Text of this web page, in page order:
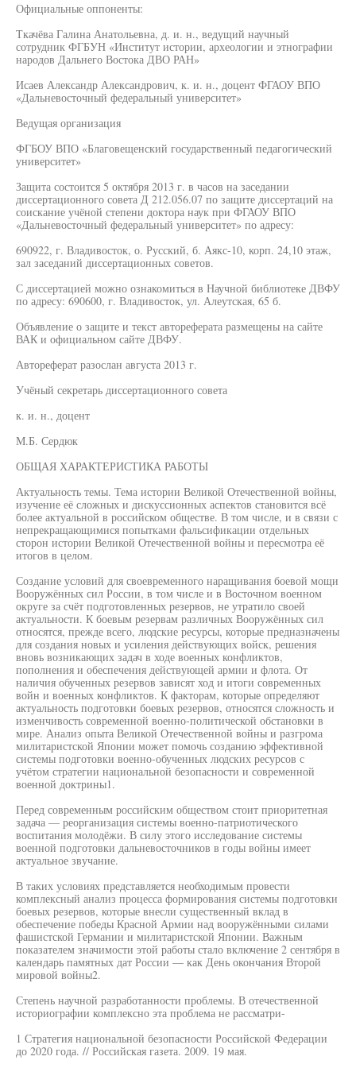
Официальные оппоненты:
Ткачёва Галина Анатольевна, д. и. н., ведущий научный
сотрудник ФГБУН «Институт истории, археологии и этнографии
народов Дальнего Востока ДВО РАН»
Исаев Александр Александрович, к. и. н., доцент ФГАОУ ВПО
«Дальневосточный федеральный университет»
Ведущая организация
ФГБОУ ВПО «Благовещенский государственный педагогический
университет»
Защита состоится 5 октября 2013 г. в часов на заседании
диссертационного совета Д 212.056.07 по защите диссертаций на
соискание учёной степени доктора наук при ФГАОУ ВПО
«Дальневосточный федеральный университет» по адресу:
690922, г. Владивосток, о. Русский, б. Аякс-10, корп. 24,10 этаж,
зал заседаний диссертационных советов.
С диссертацией можно ознакомиться в Научной библиотеке ДВФУ
по адресу: 690600, г. Владивосток, ул. Алеутская, 65 б.
Объявление о защите и текст автореферата размещены на сайте
ВАК и официальном сайте ДВФУ.
Автореферат разослан августа 2013 г.
Учёный секретарь диссертационного совета
к. и. н., доцент
М.Б. Сердюк
ОБЩАЯ ХАРАКТЕРИСТИКА РАБОТЫ
Актуальность темы. Тема истории Великой Отечественной войны,
изучение её сложных и дискуссионных аспектов становится всё
более актуальной в российском обществе. В том числе, и в связи с
непрекращающимися попытками фальсификации отдельных
сторон истории Великой Отечественной войны и пересмотра её
итогов в целом.
Создание условий для своевременного наращивания боевой мощи
Вооружённых сил России, в том числе и в Восточном военном
округе за счёт подготовленных резервов, не утратило своей
актуальности. К боевым резервам различных Вооружённых сил
относятся, прежде всего, людские ресурсы, которые предназначены
для создания новых и усиления действующих войск, решения
вновь возникающих задач в ходе военных конфликтов,
пополнения и обеспечения действующей армии и флота. От
наличия обученных резервов зависят ход и итоги современных
войн и военных конфликтов. К факторам, которые определяют
актуальность подготовки боевых резервов, относятся сложность и
изменчивость современной военно-политической обстановки в
мире. Анализ опыта Великой Отечественной войны и разгрома
милитаристской Японии может помочь созданию эффективной
системы подготовки военно-обученных людских ресурсов с
учётом стратегии национальной безопасности и современной
военной доктрины1.
Перед современным российским обществом стоит приоритетная
задача — реорганизация системы военно-патриотического
воспитания молодёжи. В силу этого исследование системы
военной подготовки дальневосточников в годы войны имеет
актуальное звучание.
В таких условиях представляется необходимым провести
комплексный анализ процесса формирования системы подготовки
боевых резервов, которые внесли существенный вклад в
обеспечение победы Красной Армии над вооружёнными силами
фашистской Германии и милитаристской Японии. Важным
показателем значимости этой работы стало включение 2 сентября в
календарь памятных дат России — как День окончания Второй
мировой войны2.
Степень научной разработанности проблемы. В отечественной
историографии комплексно эта проблема не рассматри-
1 Стратегия национальной безопасности Российской Федерации
до 2020 года. // Российская газета. 2009. 19 мая.